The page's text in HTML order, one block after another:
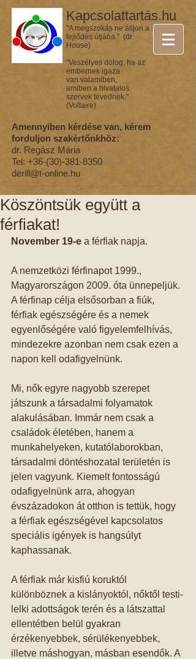
Kapcsolattartás.hu
"A megszokás ne álljon a
fejlődés útjába." (dr.
House)
"Veszélyes dolog, ha az
embernek igaza
van valamiben,
amiben a hivatalos
szervek tévednek."
(Voltaire)
Amennyiben kérdése van, kérem
forduljon szakértőnkhöz:
dr. Regász Mária
Tel: +36-(30)-381-8350
derill@t-online.hu
Köszöntsük együtt a
férfiakat!
November 19-e a férfiak napja.
A nemzetközi férfinapot 1999.,
Magyarországon 2009. óta ünnepeljük.
A férfinap célja elsősorban a fiúk,
férfiak egészségére és a nemek
egyenlőségére való figyelemfelhívás,
mindezekre azonban nem csak ezen a
napon kell odafigyelnünk.
Mi, nők egyre nagyobb szerepet
játszunk a társadalmi folyamatok
alakulásában. Immár nem csak a
családok életében, hanem a
munkahelyeken, kutatólaborokban,
társadalmi döntéshozatal területén is
jelen vagyunk. Kiemelt fontosságú
odafigyelnünk arra, ahogyan
évszázadokon át otthon is tettük, hogy
a férfiak egészségével kapcsolatos
speciális igények is hangsúlyt
kaphassanak.
A férfiak már kisfiú koruktól
különböznek a kislányoktól, nőktől testi-
lelki adottságok terén és a látszattal
ellentétben belül gyakran
érzékenyebbek, sérülékenyebbek,
illetve máshogyan, másban esendők. A